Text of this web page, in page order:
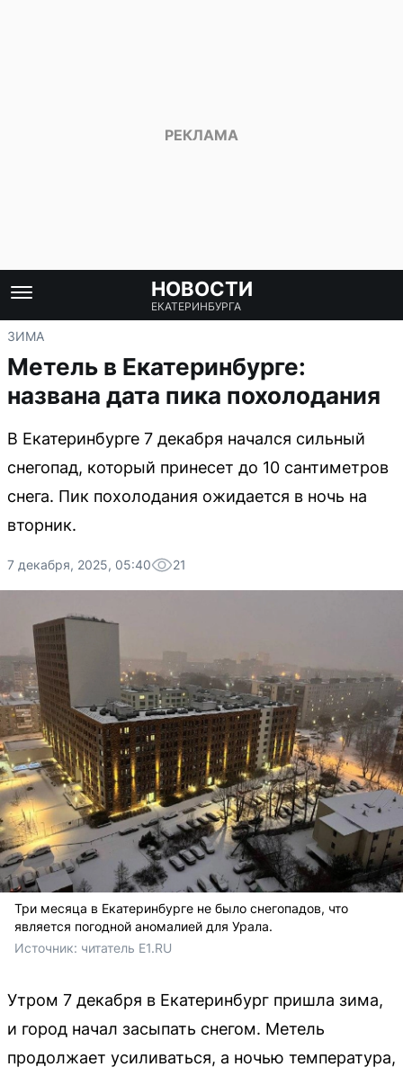
НОВОСТИ
ЕКАТЕРИНБУРГА
ЗИМА
Метель в Екатеринбурге:
названа дата пика похолодания
В Екатеринбурге 7 декабря начался сильный
снегопад, который принесет до 10 сантиметров
снега. Пик похолодания ожидается в ночь на
вторник.
7 декабря, 2025, 05:40 21
Три месяца в Екатеринбурге не было снегопадов, что
является погодной аномалией для Урала.
Источник: читатель E1.RU
Утром 7 декабря в Екатеринбург пришла зима,
и город начал засыпать снегом. Метель
продолжает усиливаться, а ночью температура,